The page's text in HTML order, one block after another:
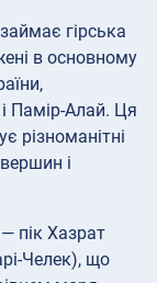
гірська
в основному
Памір-Алай. Ця
різноманітні
і
пік Хазрат
Челек), що